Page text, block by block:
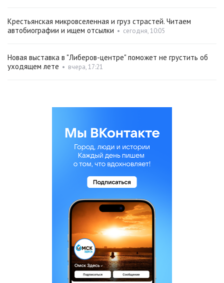
Крестьянская микровселенная и груз страстей. Читаем
автобиографии и ищем отсылки • сегодня, 10:05
Новая выставка в "Либеров-центре" поможет не грустить об
уходящем лете • вчера, 17:21